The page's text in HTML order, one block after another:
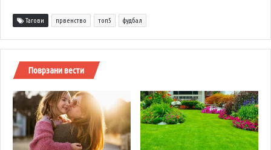
Тагови првенство топ5 фудбал
Поврзани вести